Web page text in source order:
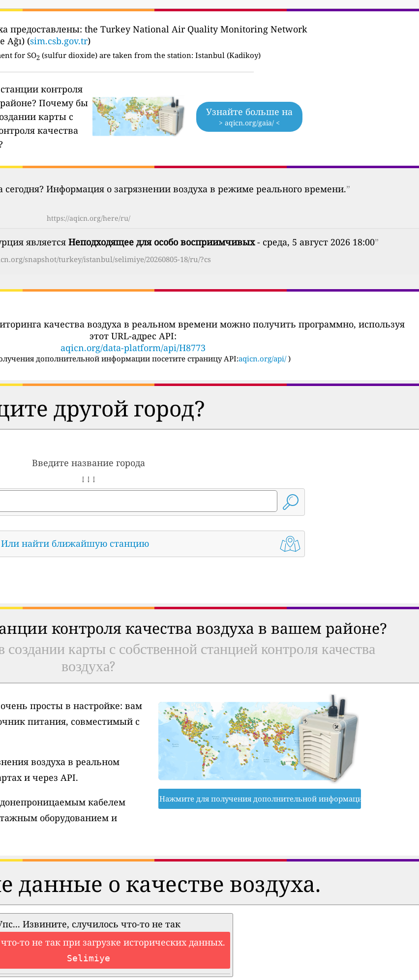
предоставлены: the Turkey National Air Quality Monitoring Network
Ağı) (sim.csb.gov.tr)
for SO2 (sulfur dioxide) are taken from the station: Istanbul (Kadikoy)
контроля
Почему бы
карты с
качества
Узнайте больше на
> aqicn.org/gaia/ <
сегодня? Информация о загрязнении воздуха в режиме реального времени.”
https://aqicn.org/here/ru/
является Неподходящее для особо восприимчивых- среда, 5 август 2026 18:00”
snapshot/turkey/istanbul/selimiye/20260805-18/ru/?cs
качества воздуха в реальном времени можно получить программно, используя
этот URL-адрес API:
aqicn.org/data-platform/api/H8773
дополнительной информации посетите страницу API:aqicn.org/api/ )
другой город?
Введите название города
↓ ↓ ↓
Или найти ближайшую станцию
контроля качества воздуха в вашем районе?
карты с собственной станцией контроля качества
воздуха?
просты в настройке: вам
питания, совместимый с
воздуха в реальном
и через API.
кабелем
оборудованием и
Нажмите для получения дополнительной информации
данные о качестве воздуха.
Извините, случилось что-то не так
то не так при загрузке исторических данных.
Selimiye